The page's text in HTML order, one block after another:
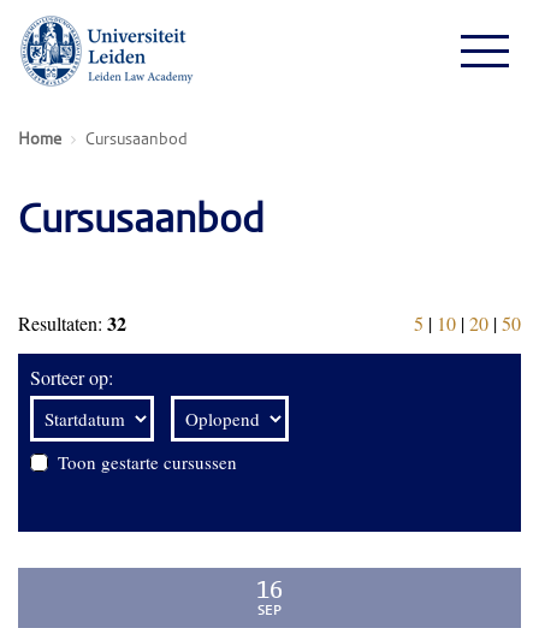
Home Cursusaanbod
Cursusaanbod
Resultaten: 32 5 | 10 |20 |50
Sorteer op:
Toon gestarte cursussen
16
SEP